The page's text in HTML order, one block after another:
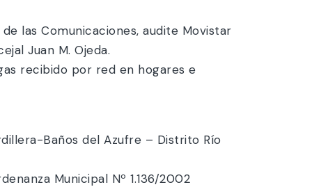
las Comunicaciones, audite Movistar
Juan M. Ojeda.
recibido por red en hogares e
Baños del Azufre – Distrito Río
Municipal Nº 1.136/2002